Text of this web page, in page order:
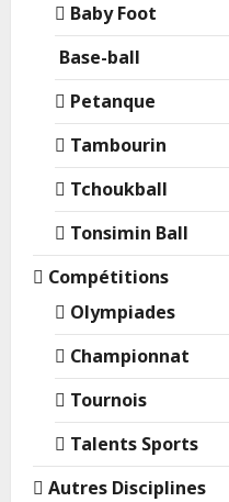
Baby Foot
Base-ball
Petanque
Tambourin
Tchoukball
Tonsimin Ball
Compétitions
Olympiades
Championnat
Tournois
Talents Sports
Autres Disciplines